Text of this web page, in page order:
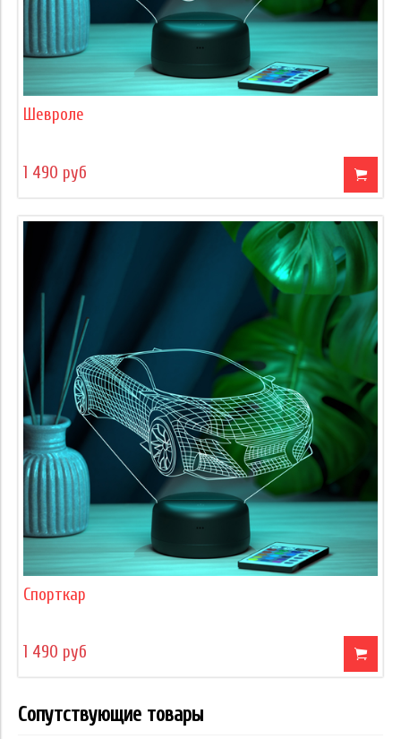
Шевроле
1 490 руб
Спорткар
1 490 руб
Сопутствующие товары